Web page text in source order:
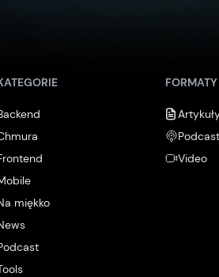
miękko
FORMATY
Video